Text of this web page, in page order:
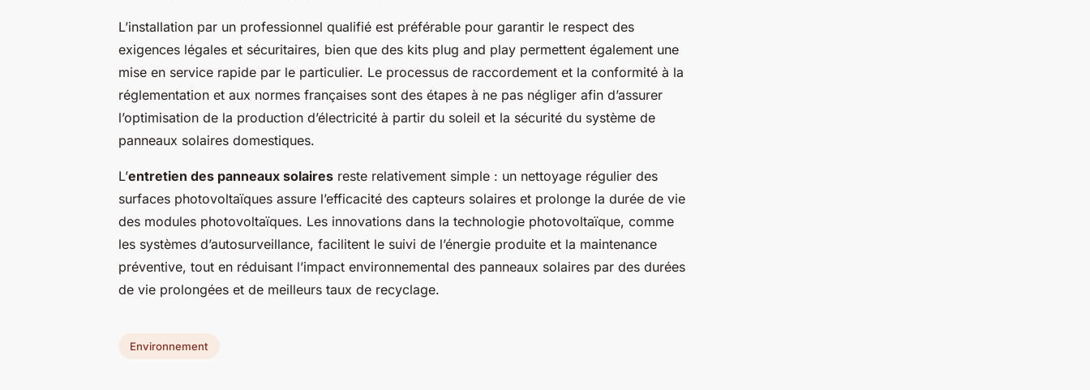
L’installation par un professionnel qualifié est préférable pour garantir le respect des
exigences légales et sécuritaires, bien que des kits plug and play permettent également une
mise en service rapide par le particulier. Le processus de raccordement et la conformité à la
réglementation et aux normes françaises sont des étapes à ne pas négliger afin d’assurer
l’optimisation de la production d’électricité à partir du soleil et la sécurité du système de
panneaux solaires domestiques.
L’entretien des panneaux solaires reste relativement simple : un nettoyage régulier des
surfaces photovoltaïques assure l’efficacité des capteurs solaires et prolonge la durée de vie
des modules photovoltaïques. Les innovations dans la technologie photovoltaïque, comme
les systèmes d’autosurveillance, facilitent le suivi de l’énergie produite et la maintenance
préventive, tout en réduisant l’impact environnemental des panneaux solaires par des durées
de vie prolongées et de meilleurs taux de recyclage.
Environnement